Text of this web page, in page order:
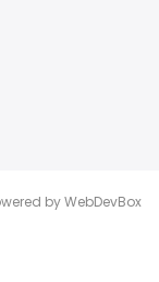
byWebDevBox